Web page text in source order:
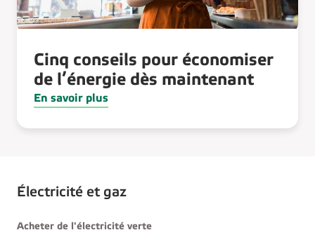
Cinq conseils pour économiser
de l’énergie dès maintenant
En savoir plus
Électricité et gaz
Acheter de l'électricité verte